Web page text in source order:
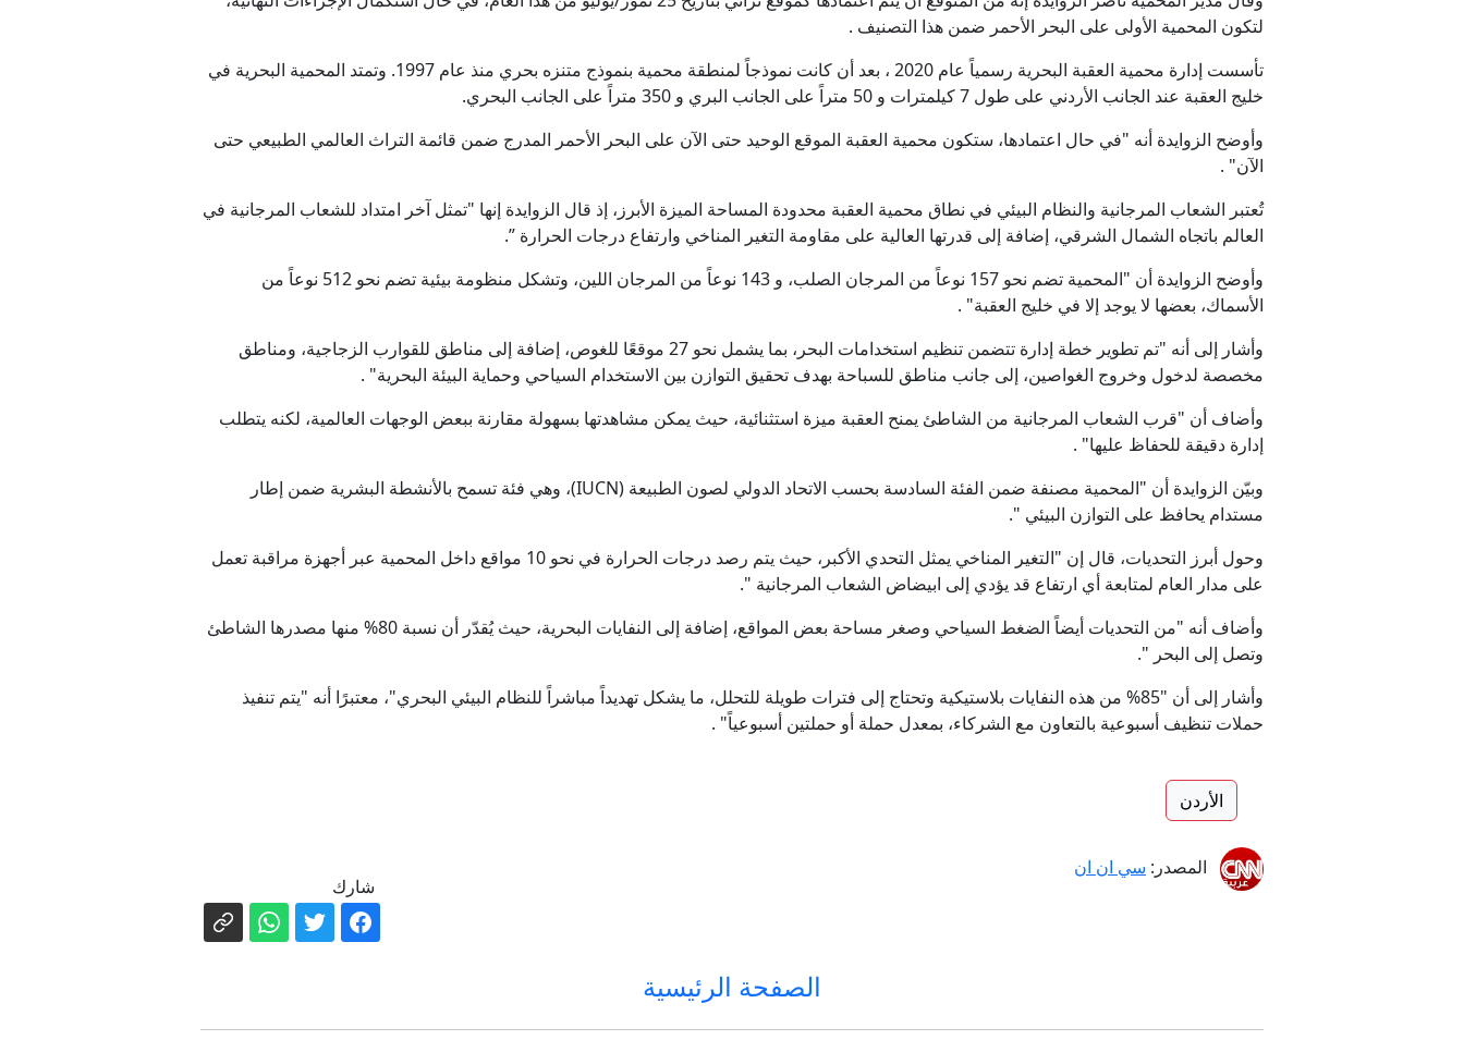
لتكون المحمية الأولى على البحر الأحمر ضمن هذا التصنيف .
تأسست إدارة محمية العقبة البحرية رسمياً عام 2020 ، بعد أن كانت نموذجاً لمنطقة محمية بنموذج متنزه بحري منذ عام 1997. وتمتد المحمية البحرية في
خليج العقبة عند الجانب الأردني على طول 7 كيلمترات و 50 متراً على الجانب البري و 350 متراً على الجانب البحري.
وأوضح الزوايدة أنه "في حال اعتمادها، ستكون محمية العقبة الموقع الوحيد حتى الآن على البحر الأحمر المدرج ضمن قائمة التراث العالمي الطبيعي حتى
الآن" .
تُعتبر الشعاب المرجانية والنظام البيئي في نطاق محمية العقبة محدودة المساحة الميزة الأبرز، إذ قال الزوايدة إنها "تمثل آخر امتداد للشعاب المرجانية في
العالم باتجاه الشمال الشرقي، إضافة إلى قدرتها العالية على مقاومة التغير المناخي وارتفاع درجات الحرارة ”.
وأوضح الزوايدة أن "المحمية تضم نحو 157 نوعاً من المرجان الصلب، و 143 نوعاً من المرجان اللين، وتشكل منظومة بيئية تضم نحو 512 نوعاً من
الأسماك، بعضها لا يوجد إلا في خليج العقبة" .
وأشار إلى أنه "تم تطوير خطة إدارة تتضمن تنظيم استخدامات البحر، بما يشمل نحو 27 موقعًا للغوص، إضافة إلى مناطق للقوارب الزجاجية، ومناطق
مخصصة لدخول وخروج الغواصين، إلى جانب مناطق للسباحة بهدف تحقيق التوازن بين الاستخدام السياحي وحماية البيئة البحرية" .
وأضاف أن "قرب الشعاب المرجانية من الشاطئ يمنح العقبة ميزة استثنائية، حيث يمكن مشاهدتها بسهولة مقارنة ببعض الوجهات العالمية، لكنه يتطلب
إدارة دقيقة للحفاظ عليها" .
وبيّن الزوايدة أن "المحمية مصنفة ضمن الفئة السادسة بحسب الاتحاد الدولي لصون الطبيعة (IUCN)، وهي فئة تسمح بالأنشطة البشرية ضمن إطار
مستدام يحافظ على التوازن البيئي ".
وحول أبرز التحديات، قال إن "التغير المناخي يمثل التحدي الأكبر، حيث يتم رصد درجات الحرارة في نحو 10 مواقع داخل المحمية عبر أجهزة مراقبة تعمل
على مدار العام لمتابعة أي ارتفاع قد يؤدي إلى ابيضاض الشعاب المرجانية ".
وأضاف أنه "من التحديات أيضاً الضغط السياحي وصغر مساحة بعض المواقع، إضافة إلى النفايات البحرية، حيث يُقدّر أن نسبة 80% منها مصدرها الشاطئ
وتصل إلى البحر ".
وأشار إلى أن "85% من هذه النفايات بلاستيكية وتحتاج إلى فترات طويلة للتحلل، ما يشكل تهديداً مباشراً للنظام البيئي البحري"، معتبرًا أنه "يتم تنفيذ
حملات تنظيف أسبوعية بالتعاون مع الشركاء، بمعدل حملة أو حملتين أسبوعياً" .
الأردن
المصدر: سي ان ان
شارك
الصفحة الرئيسية